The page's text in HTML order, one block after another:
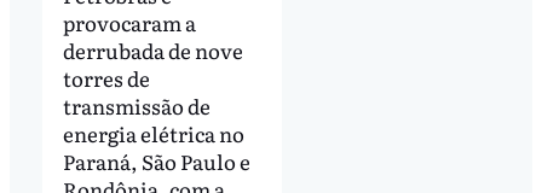
provocaram a
derrubada de nove
torres de
transmissão de
energia elétrica no
Paraná, São Paulo e